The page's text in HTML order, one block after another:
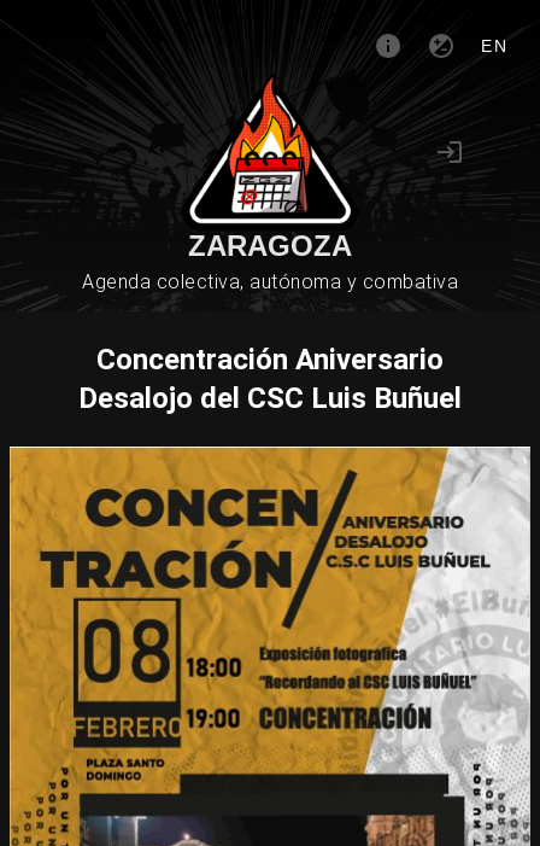
EN
ZARAGOZA
Agenda colectiva, autónoma y combativa
Concentración Aniversario
Desalojo del CSC Luis Buñuel